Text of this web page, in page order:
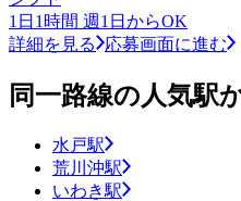
1日1時間 週1日からOK
詳細を見る
応募画面に進む
同一路線の人気駅
水戸駅
荒川沖駅
いわき駅